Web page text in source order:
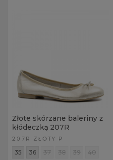
Złote skórzane baleriny z
kłódeczką 207R
207R ZŁOTY P
35 36 37 38 39 40